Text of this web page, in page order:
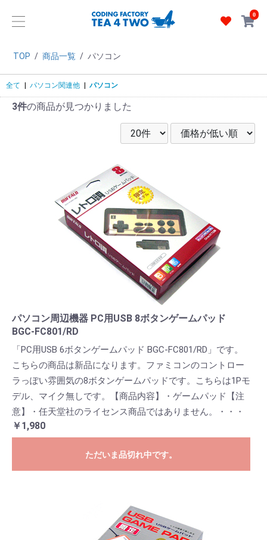
0
TOP / 商品一覧 / パソコン
全て パソコン関連他 パソコン
3件の商品が見つかりました
パソコン周辺機器 PC用USB 8ボタンゲームパッド
BGC-FC801/RD
「PC用USB 6ボタンゲームパッド BGC-FC801/RD」です。
こちらの商品は新品になります。ファミコンのコントロー
ラっぽい雰囲気の8ボタンゲームパッドです。こちらは1Pモ
デル、マイク無しです。【商品内容】・ゲームパッド【注
意】・任天堂社のライセンス商品ではありません。・・・
￥1,980
ただいま品切れ中です。